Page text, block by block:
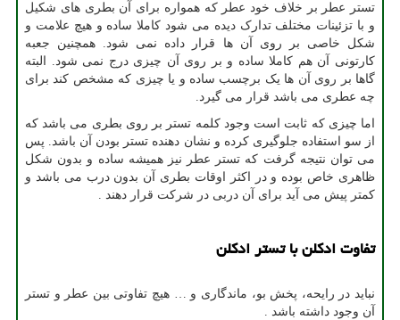
تستر عطر بر خلاف خود عطر که همواره برای آن بطری های شکیل
و با تزئینات مختلف تدارک دیده می شود کاملا ساده و هیچ علامت و
شکل خاصی بر روی آن ها قرار داده نمی شود. همچنین جعبه
کارتونی آن هم کاملا ساده و بر روی آن چیزی درج نمی شود. البته
گاها بر روی آن ها یک برچسب ساده و یا چیزی که مشخص کند برای
چه عطری می باشد قرار می گیرد.
اما چیزی که ثابت است وجود کلمه تستر بر روی بطری می باشد که
از سو استفاده جلوگیری کرده و نشان دهنده تستر بودن آن باشد. پس
می توان نتیجه گرفت که تستر عطر نیز همیشه ساده و بدون شکل
ظاهری خاص بوده و در اکثر اوقات بطری آن بدون درب می باشد و
کمتر پیش می آید برای آن دربی در شرکت قرار دهند .
تفاوت ادکلن با تستر ادکلن
نباید در رایحه، پخش بو، ماندگاری و … هیچ تفاوتی بین عطر و تستر
آن وجود داشته باشد .